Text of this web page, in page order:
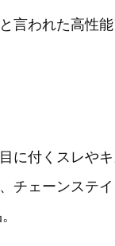
言われた高性
に付くスレや
チェーンステ